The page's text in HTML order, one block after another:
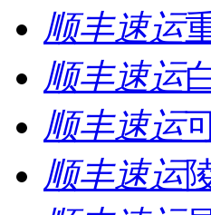
顺丰速运
顺丰速运
顺丰速运
顺丰速运